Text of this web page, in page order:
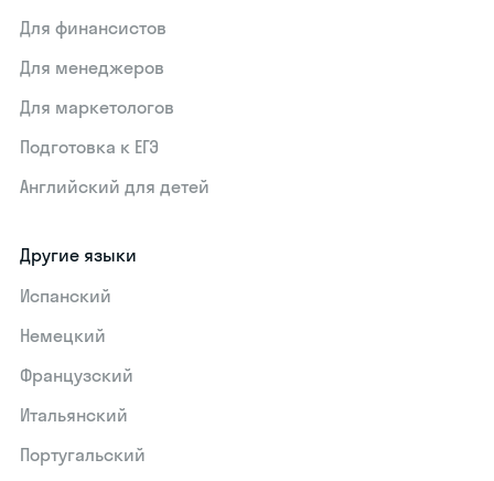
Для финансистов
Для менеджеров
Для маркетологов
Подготовка к ЕГЭ
Английский для детей
Другие языки
Испанский
Немецкий
Французский
Итальянский
Португальский